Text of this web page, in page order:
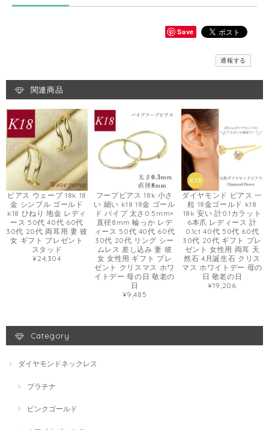
Save
通報する
関連商品
ピアス ウェーブ 18k 18
金 シンプル ゴールド
k18 ひねり 地金 レディ
ース 50代 40代 60代
30代 20代 両耳用 妻 彼
女 ギフト プレゼント
スタッド
¥24,304
フープピアス 18k 小さ
い 細い k18 18金 ゴール
ド パイプ 太さ0.5mm×
直径8mm 輪っか レデ
ィース 50代 40代 60代
30代 20代 リング シー
ムレス 差し込み 妻 彼
女 女性用 ギフト プレ
ゼント クリスマス ホワ
イトデー 母の日 敬老の
日
¥9,485
ダイヤモンド ピアス 一
粒 18金ゴールド k18
18k 安い 計0.1カラット
6本爪 レディース 計
0.1ct 40代 50代 60代
30代 20代 ギフト プレ
ゼント 女性用 両耳 天
然石 4月誕生石 クリス
マス ホワイトデー 母の
日 敬老の日
¥19,206
Category
ダイヤモンドネックレス
プラチナ
ピンクゴールド